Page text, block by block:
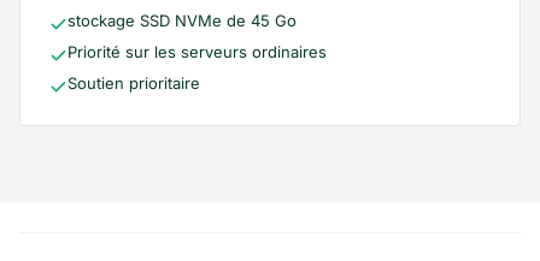
stockage SSD NVMe de 45 Go
Priorité sur les serveurs ordinaires
Soutien prioritaire